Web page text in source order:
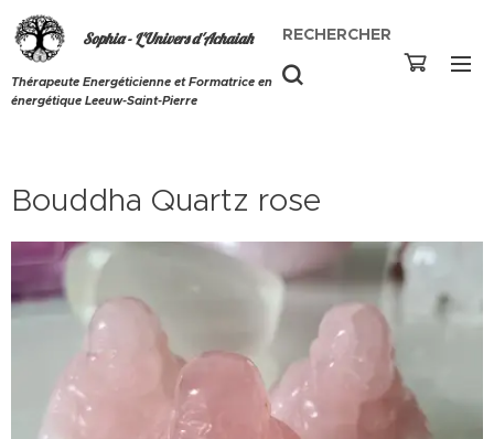
Sophia - L'Univers d'Achaiah
Thérapeute Energéticienne et Formatrice en
énergétique Leeuw-Saint-Pierre
RECHERCHER
Bouddha Quartz rose